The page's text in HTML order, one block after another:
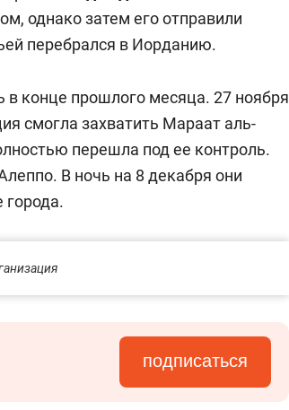
однако затем его отправили
перебрался в Иорданию.
в конце прошлого месяца. 27 ноября
смогла захватить Мараат аль-
перешла под ее контроль.
В ночь на 8 декабря они
города.
подписаться